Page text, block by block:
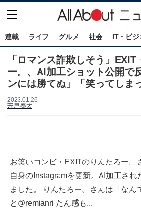
連載 ライフ グルメ 社会 IT・ビジ
「ロマンス詐欺しそう」EXIT
ー。、AI加工ショット公開で
ンには勝てぬ」「笑ってしま
2023.01.26
宍戸 奏太
お笑いコンビ・EXITのりんたろー。
自身のInstagramを更新。AI加工され
ました。 りんたろー。さんは「なん
と@remianri たん感も...